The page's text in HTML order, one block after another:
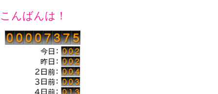
こんばんは！